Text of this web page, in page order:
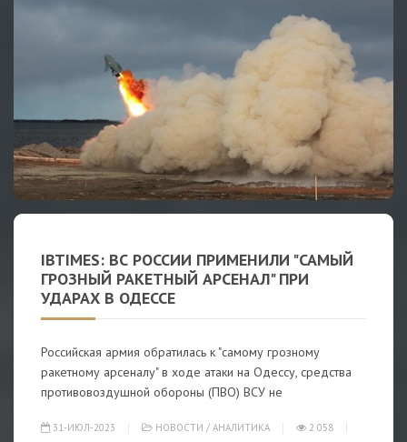
IBTIMES: ВС РОССИИ ПРИМЕНИЛИ "САМЫЙ
ГРОЗНЫЙ РАКЕТНЫЙ АРСЕНАЛ" ПРИ
УДАРАХ В ОДЕССЕ
Российская армия обратилась к "самому грозному
ракетному арсеналу" в ходе атаки на Одессу, средства
противовоздушной обороны (ПВО) ВСУ не
31-ИЮЛ-2023 НОВОСТИ / АНАЛИТИКА
2 058